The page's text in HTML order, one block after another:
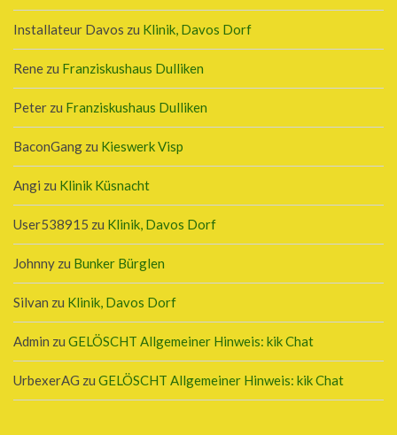
Installateur Davos zu Klinik, Davos Dorf
Rene zu Franziskushaus Dulliken
Peter zu Franziskushaus Dulliken
BaconGang zu Kieswerk Visp
Angi zu Klinik Küsnacht
User538915 zu Klinik, Davos Dorf
Johnny zu Bunker Bürglen
Silvan zu Klinik, Davos Dorf
Admin zu GELÖSCHT Allgemeiner Hinweis: kik Chat
UrbexerAG zu GELÖSCHT Allgemeiner Hinweis: kik Chat